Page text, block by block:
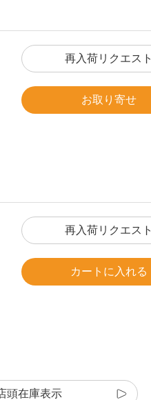
再入荷リクエスト
お取り寄せ
再入荷リクエスト
カートに入れる
頭在庫表示